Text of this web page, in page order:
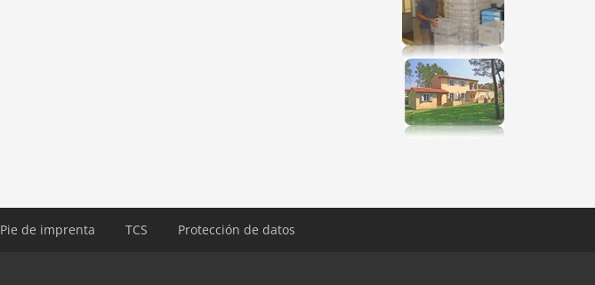
Pie de imprenta TCS Protección de datos